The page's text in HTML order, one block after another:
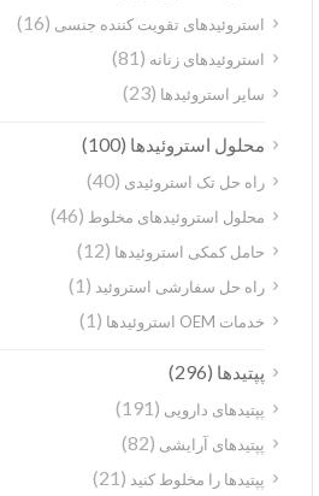
استروئیدهای تقویت کننده جنسی(16)
استروئیدهای زنانه(81)
سایر استروئیدها(23)
محلول استروئیدها(100)
راه حل تک استروئیدی(40)
محلول استروئیدهای مخلوط(46)
حامل کمکی استروئیدها(12)
راه حل سفارشی استروئید(1)
خدمات OEM استروئیدها (1)
پپتیدها(296)
پپتیدهای دارویی(191)
پپتیدهای آرایشی(82)
پپتیدها را مخلوط کنید(21)